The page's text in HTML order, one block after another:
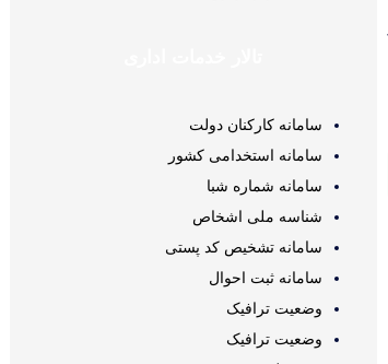
سامانه کارکنان دولت
سامانه استخدامی کشور
سامانه شماره شبا
شناسه ملی اشخاص
سامانه تشخیص کد پستی
سامانه ثبت احوال
وضعیت ترافیک
وضعیت ترافیک